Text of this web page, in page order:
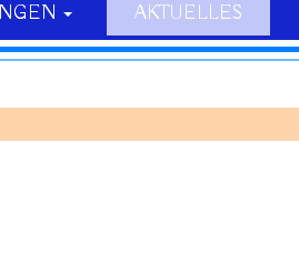
AKTUELLES